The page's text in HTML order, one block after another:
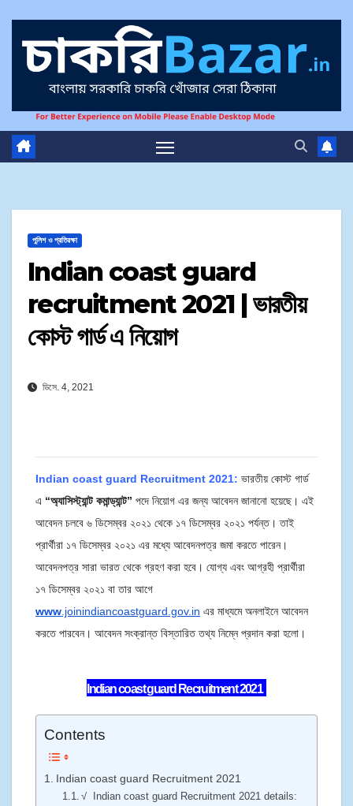
পুলিশ ও প্রতিরক্ষা
Indian coast guard
recruitment 2021 | ভারতীয়
কোস্ট গার্ড এ নিয়োগ
ডিসে. 4, 2021
Indian coast guard Recruitment 2021: ভারতীয় কোস্ট গার্ড
এ “অ্যাসিস্ট্যান্ট কমান্ড্যান্ট” পদে নিয়োগ এর জন্য আবেদন জানানো হয়েছে। এই
আবেদন চলবে ৬ ডিসেম্বর ২০২১ থেকে ১৭ ডিসেম্বর ২০২১ পর্যন্ত। তাই
প্রার্থীরা ১৭ ডিসেম্বর ২০২১ এর মধ্যে আবেদনপত্র জমা করতে পারেন।
আবেদনপত্র সারা ভারত থেকে গ্রহণ করা হবে। যোগ্য এবং আগ্রহী প্রার্থীরা
১৭ ডিসেম্বর ২০২১ বা তার আগে
www .joinindiancoastguard.gov.in এর মাধ্যমে অনলাইনে আবেদন
করতে পারবেন। আবেদন সংক্রান্ত বিস্তারিত তথ্য নিম্নে প্রদান করা হলো।
Indian coast guard Recruitment 2021
Contents
Indian coast guard Recruitment 2021
√ Indian coast guard Recruitment 2021 details: